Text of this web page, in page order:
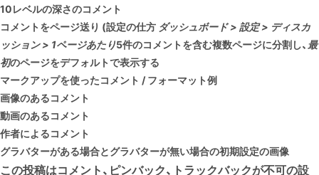
10レベルの深さのコメント
コメントをページ送り (設定の仕方 ダッシュボード > 設定 > ディスカ
ッション > 1ページあたり5件のコメントを含む複数ページに分割し、 最
初のページをデフォルトで表示する
マークアップを使ったコメント / フォーマット例
画像のあるコメント
動画のあるコメント
作者によるコメント
グラバターがある場合とグラバターが無い場合の初期設定の画像
この投稿はコメント、ピンバック、トラックバックが不可の設